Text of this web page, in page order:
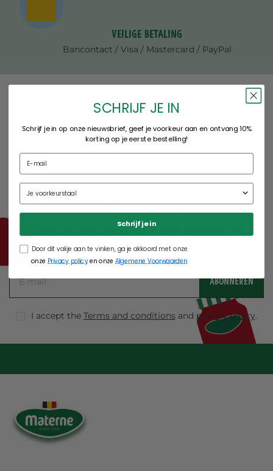
Veilige betaling
Bancontact / Visa / Mastercard / PayPal
Andere klanten kochten ook ...
Profiteer van jekorting
Meld je aan voor onze nieuwsbrief en
ontvang 10% korting op je eerste bestelling
ABONNEREN
I accept the Terms and conditionsand privacy policy.
SCHRIJF JE IN
Schrijf je in op onze nieuwsbrief, geef je voorkeur aan en ontvang 10%
korting op je eerste bestelling!
Schrijf je in
Door dit vakje aan te vinken, ga je akkoord met onze
onze Privacy policyen onze Algemene Voorwaarden